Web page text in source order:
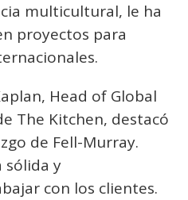
multicultural, le ha
proyectos para
Head of Global
The Kitchen, destacó
de Fell-Murray.
sólida y
con los clientes.